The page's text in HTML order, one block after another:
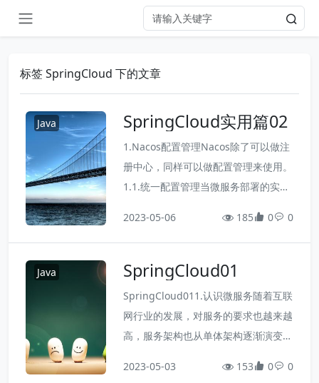
标签 SpringCloud 下的文章
Java SpringCloud实用篇02
1.Nacos配置管理Nacos除了可以做注
册中心，同样可以做配置管理来使用。
1.1.统一配置管理当微服务部署的实例
改微服务配置就会让人抓狂，而且很容
易出错。我们需要一种统一配置管理方
案，可以集中管理所有实例的配置。N
一方可以在配置变更时，及时通知微服
2023-05-06 185 0 0
Java SpringCloud01
SpringCloud011.认识微服务随着互联
网行业的发展，对服务的要求也越来越
高，服务架构也从单体架构逐渐演变为
有怎样的差别呢？1.0.学习目标了解微
2023-05-03 153 0 0